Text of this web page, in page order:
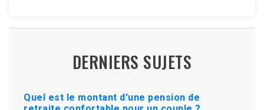
DERNIERS SUJETS
Quel est le montant d'une pension de